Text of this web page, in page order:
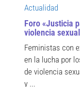
Actualidad
Foro «Justicia
violencia
Feministas con
en la lucha por
de violencia
y ...